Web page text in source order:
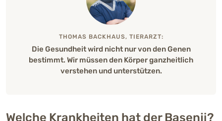
Augenkrankheiten sowie Hüftdysplasie
auftreten. Gentests und regelmäßige Vorsorge
Lebenserwartung
12 – 16 Jahre
THOMAS BACKHAUS, TIERARZT:
Die Gesundheit wird nicht nur von den Genen
bestimmt. Wir müssen den Körper ganzheitlich
verstehen und unterstützen.
Welche Krankheiten hat der Basenji?